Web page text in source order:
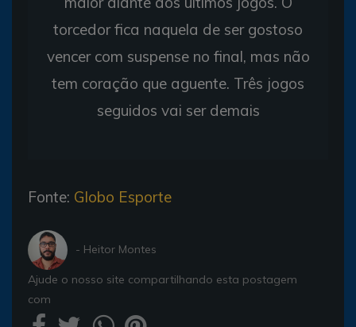
torcedor fica naquela de ser gostoso
vencer com suspense no final, mas não
tem coração que aguente. Três jogos
seguidos vai ser demais
Fonte: Globo Esporte
- Heitor Montes
Ajude o nosso site compartilhando esta postagem
com